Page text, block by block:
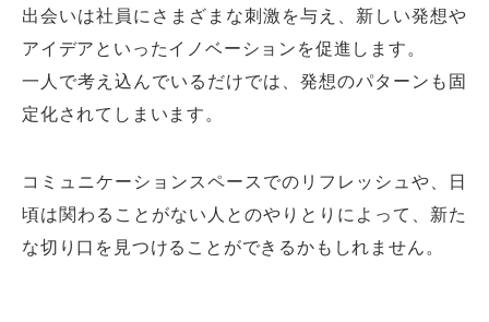
出会いは社員にさまざまな刺激を与え、新しい発想や
アイデアといったイノベーションを促進します。
一人で考え込んでいるだけでは、発想のパターンも固
定化されてしまいます。
コミュニケーションスペースでのリフレッシュや、日
頃は関わることがない人とのやりとりによって、新た
な切り口を見つけることができるかもしれません。